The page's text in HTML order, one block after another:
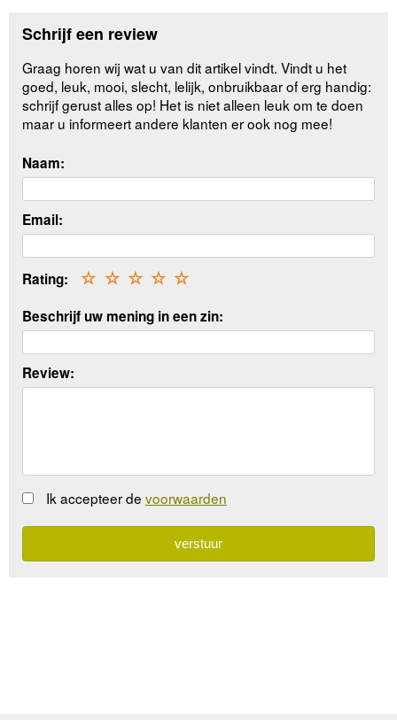
Schrijf een review
Graag horen wij wat u van dit artikel vindt. Vindt u het
goed, leuk, mooi, slecht, lelijk, onbruikbaar of erg handig:
schrijf gerust alles op! Het is niet alleen leuk om te doen
maar u informeert andere klanten er ook nog mee!
Naam:
Email:
Rating: ☆
☆
☆
☆
☆
Beschrijf uw mening in een zin:
Review:
Ik accepteer de voorwaarden